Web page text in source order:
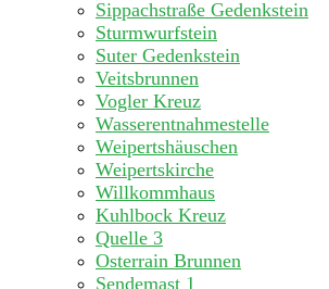
Sippachstraße Gedenkstein
Sturmwurfstein
Suter Gedenkstein
Veitsbrunnen
Vogler Kreuz
Wasserentnahmestelle
Weipertshäuschen
Weipertskirche
Willkommhaus
Kuhlbock Kreuz
Quelle 3
Osterrain Brunnen
Sendemast 1